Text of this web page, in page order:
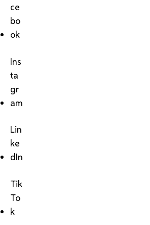
ce
bo
ok
Ins
ta
gr
am
Lin
ke
dIn
Tik
To
k